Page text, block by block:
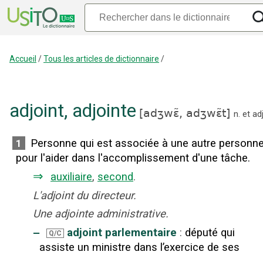
Accueil /Tous les articles de dictionnaire /
adjoint, adjointe [adʒwɛ̃, adʒwɛ̃t] n. et
1
Personne qui est associée à une autre
pour l'aider dans l'accomplissement d'une tâche.
⇒ auxiliaire, second.
L'adjoint du directeur.
Une adjointe administrative.
‒ Q/C adjoint parlementaire : député qui
assiste un ministre dans l’exercice de ses